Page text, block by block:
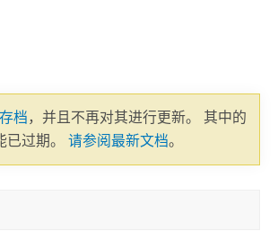
存档，并且不再对其进行更新。 其中的
已过期。 请参阅最新文档。